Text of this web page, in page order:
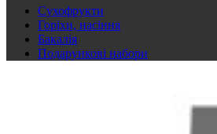
Сухофрукти
Горіхи, насіння
Бакалія
Подарункові набори